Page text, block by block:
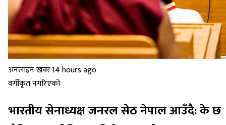
अनलाइन खबर·14 hours ago
वर्गीकृत नगरिएको
भारतीय सेनाध्यक्ष जनरल सेठ नेपाल आउँदै: के छ